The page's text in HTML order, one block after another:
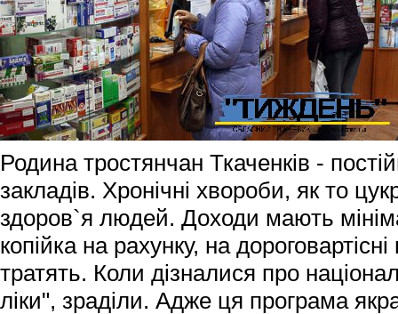
Родина тростянчан Ткаченків -
закладів. Хронічні хвороби, як то
здоров`я людей. Доходи мають
копійка на рахунку, на
тратять. Коли дізналися про
ліки", зраділи. Адже ця програма